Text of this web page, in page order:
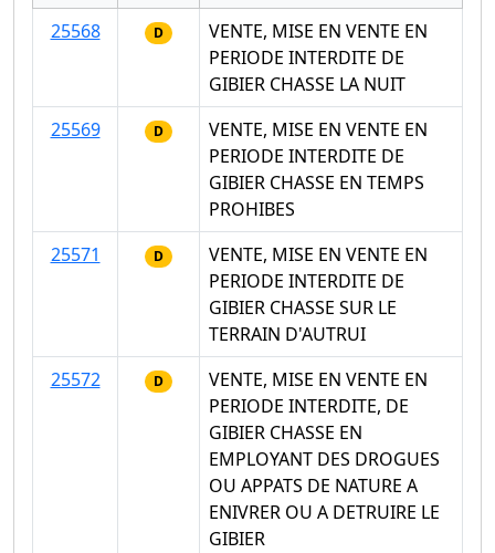
25568
D
VENTE, MISE EN VENTE EN
PERIODE INTERDITE DE
GIBIER CHASSE LA NUIT
25569
D
VENTE, MISE EN VENTE EN
PERIODE INTERDITE DE
GIBIER CHASSE EN TEMPS
PROHIBES
25571
D
VENTE, MISE EN VENTE EN
PERIODE INTERDITE DE
GIBIER CHASSE SUR LE
TERRAIN D'AUTRUI
25572
D
VENTE, MISE EN VENTE EN
PERIODE INTERDITE, DE
GIBIER CHASSE EN
EMPLOYANT DES DROGUES
OU APPATS DE NATURE A
ENIVRER OU A DETRUIRE LE
GIBIER